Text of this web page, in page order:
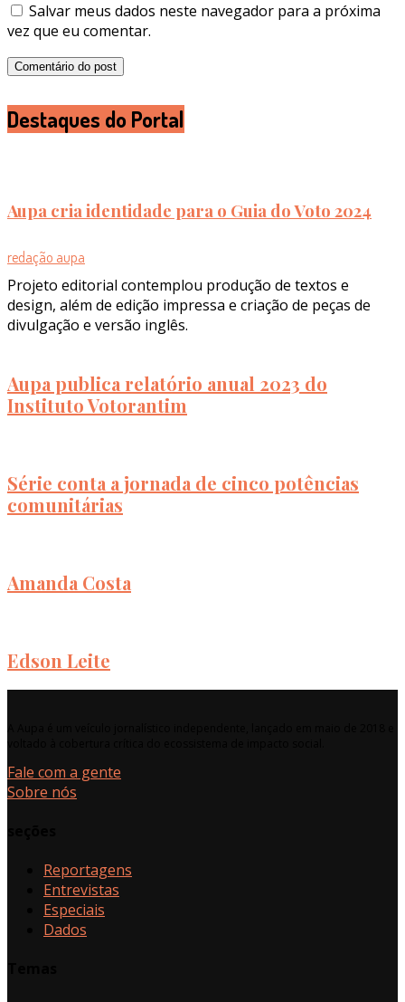
Salvar meus dados neste navegador para a próxima
vez que eu comentar.
Destaques do Portal
Aupa cria identidade para o Guia do Voto 2024
redação aupa
Projeto editorial contemplou produção de textos e
design, além de edição impressa e criação de peças de
divulgação e versão inglês.
Aupa publica relatório anual 2023 do
Instituto Votorantim
Série conta a jornada de cinco potências
comunitárias
Amanda Costa
Edson Leite
Fale com a gente
Sobre nós
Reportagens
Entrevistas
Especiais
Dados